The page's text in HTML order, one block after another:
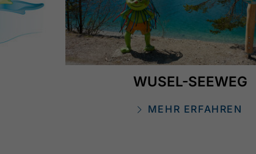
WUSEL-SEEWEG
MEHR ERFAHREN